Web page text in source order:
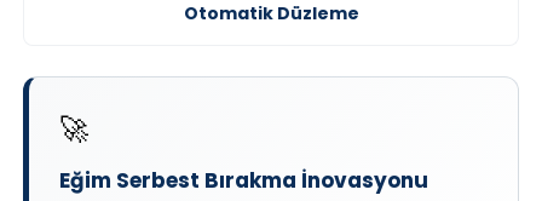
Otomatik Düzleme
🚀
Eğim Serbest Bırakma İnovasyonu